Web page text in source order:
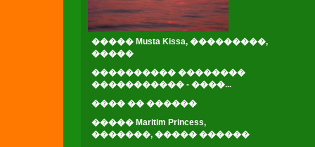
����� Musta Kissa, ���������,
�����
���������� ��������
����������� - ����...
���� �� ������
����� Maritim Princess,
�������, ����� ������